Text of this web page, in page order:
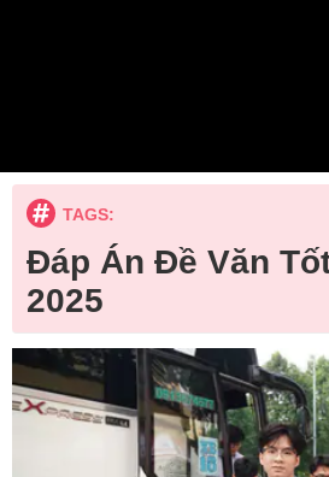
TAGS:
Đáp Án Đề Văn
2025